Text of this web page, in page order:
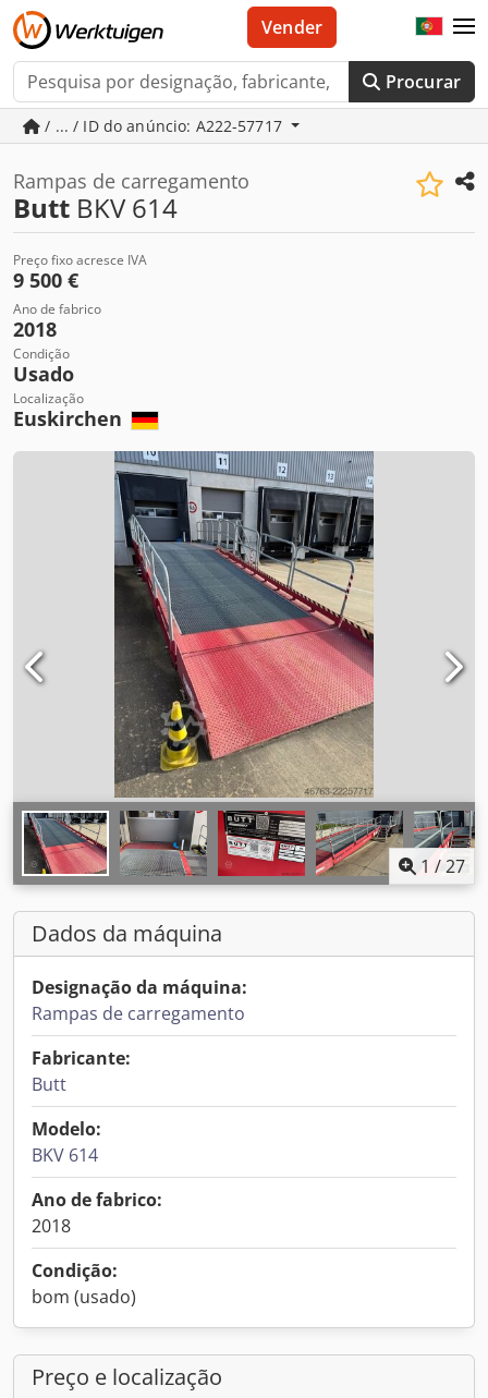
Procurar
Vender
/ ... / ID do anúncio: A222-57717
Rampas de carregamento
Butt BKV 614
Preço fixo acresce IVA
9 500 €
Ano de fabrico
2018
Condição
Usado
Localização
Euskirchen
1 /27
Dados da máquina
Designação da máquina:
Rampas de carregamento
Fabricante:
Butt
Modelo:
BKV 614
Ano de fabrico:
2018
Condição:
bom (usado)
Preço e localização